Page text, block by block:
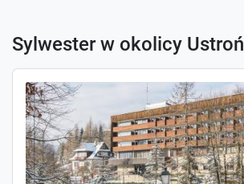
Sylwester w okolicy Ustroń